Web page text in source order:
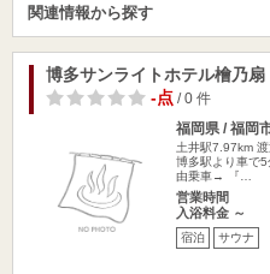
関連情報から探す
博多サンライトホテル檜乃扇
-点/ 0 件
福岡県 / 福岡
土井駅7.97km
博多駅より車で
由乗車→ 『…
営業時間
入浴料金 ～
宿泊 サウナ